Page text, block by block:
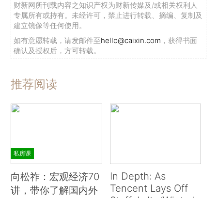
财新网所刊载内容之知识产权为财新传媒及/或相关权利人
专属所有或持有。未经许可，禁止进行转载、摘编、复制及
建立镜像等任何使用。
如有意愿转载，请发邮件至hello@caixin.com ，获得书面
确认及授权后，方可转载。
推荐阅读
私房课
向松祚：宏观经济70
讲，带你了解国内外
In Depth: As
Tencent Lays Off